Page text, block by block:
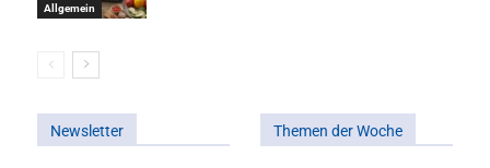
Allgemein
Newsletter Themen der Woche